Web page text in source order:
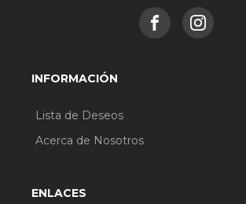
INFORMACIÓN
Lista de Deseos
Acerca de Nosotros
ENLACES